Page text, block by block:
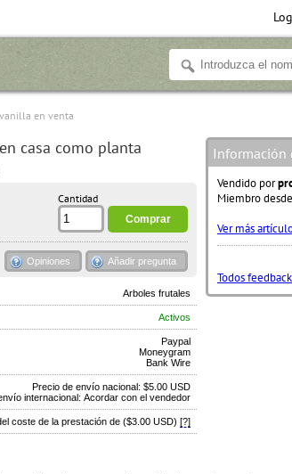
en venta
casa como planta
Cantidad
Opiniones Añadir pregunta
Arboles frutales
Activos
Paypal
Moneygram
Bank Wire
Precio de envío nacional: $5.00 USD
internacional: Acordar con el vendedor
coste de la prestación de ($3.00 USD) [?]
Información
Vendido por
Miembro
Ver más
Todos feedback